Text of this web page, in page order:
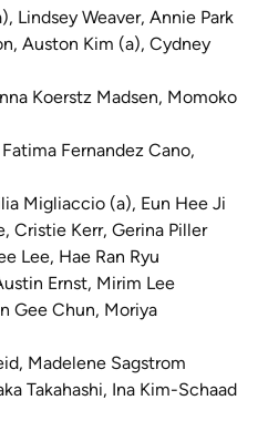
Lindsey Weaver, Annie Park
Auston Kim (a), Cydney
Koerstz Madsen, Momoko
Fernandez Cano,
Migliaccio (a), Eun Hee Ji
Cristie Kerr, Gerina Piller
Lee, Hae Ran Ryu
Ernst, Mirim Lee
Gee Chun, Moriya
Madelene Sagstrom
Takahashi, Ina Kim-Schaad